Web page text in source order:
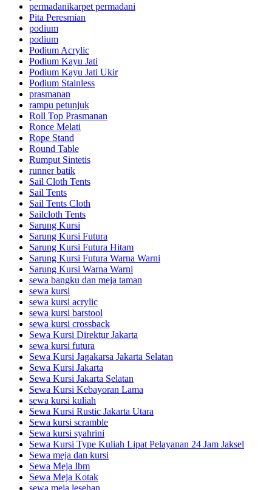
permadanikarpet permadani
Pita Peresmian
podium
podium
Podium Acrylic
Podium Kayu Jati
Podium Kayu Jati Ukir
Podium Stainless
prasmanan
rampu petunjuk
Roll Top Prasmanan
Ronce Melati
Rope Stand
Round Table
Rumput Sintetis
runner batik
Sail Cloth Tents
Sail Tents
Sail Tents Cloth
Sailcloth Tents
Sarung Kursi
Sarung Kursi Futura
Sarung Kursi Futura Hitam
Sarung Kursi Futura Warna Warni
Sarung Kursi Warna Warni
sewa bangku dan meja taman
sewa kursi
sewa kursi acrylic
sewa kursi barstool
sewa kursi crossback
Sewa Kursi Direktur Jakarta
sewa kursi futura
Sewa Kursi Jagakarsa Jakarta Selatan
Sewa Kursi Jakarta
Sewa Kursi Jakarta Selatan
Sewa Kursi Kebayoran Lama
sewa kursi kuliah
Sewa Kursi Rustic Jakarta Utara
Sewa kursi scramble
Sewa kursi syahrini
Sewa Kursi Type Kuliah Lipat Pelayanan 24 Jam Jaksel
Sewa meja dan kursi
Sewa Meja Ibm
Sewa Meja Kotak